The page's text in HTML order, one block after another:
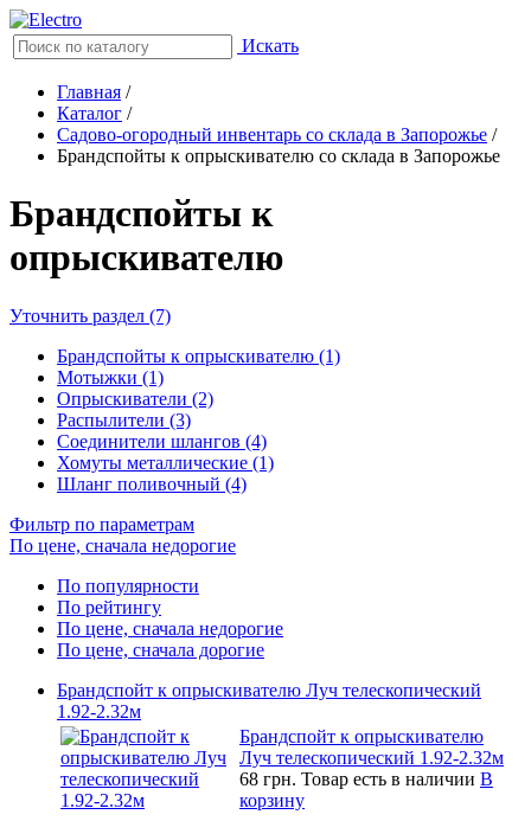
Искать
Главная /
Каталог /
Садово-огородный инвентарь со склада в Запорожье /
Брандспойты к опрыскивателю со склада в Запорожье
Брандспойты к
опрыскивателю
Уточнить раздел (7)
Брандспойты к опрыскивателю (1)
Мотыжки (1)
Опрыскиватели (2)
Распылители (3)
Соединители шлангов (4)
Хомуты металлические (1)
Шланг поливочный (4)
Фильтр по параметрам
По цене, сначала недорогие
По популярности
По рейтингу
По цене, сначала недорогие
По цене, сначала дорогие
Брандспойт к опрыскивателю Луч телескопический
1.92-2.32м
Брандспойт к опрыскивателю
Луч телескопический 1.92-2.32м
68 грн. Товар есть в наличии В
корзину